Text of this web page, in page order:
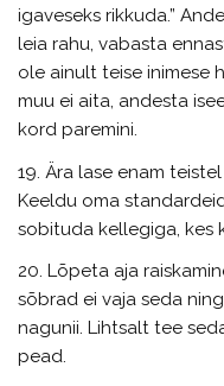
igaveseks rikkuda.”
leia rahu, vabasta
ole ainult teise inimese
muu ei aita, andesta
kord paremini.
19. Ära lase enam
Keeldu oma
sobituda kellegiga, kes
20. Lõpeta aja
sõbrad ei vaja seda
nagunii. Lihtsalt tee
pead.